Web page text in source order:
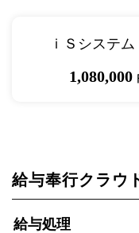
ｉＳシステ
1,080,000
給与奉行クラウ
給与処理